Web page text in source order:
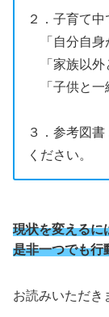
２．子育て
「自分自身
「家族以外
「子供と一
３．参考図
ください。
現状を変えるに
是非一つでも行
お読みいただき